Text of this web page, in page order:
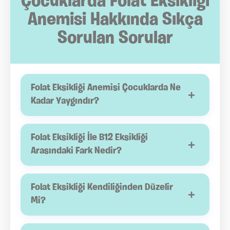
Anemisi Hakkında Sıkça
Sorulan Sorular
Folat Eksikliği Anemisi Çocuklarda Ne
Kadar Yaygındır?
+
Folat eksikliği anemisi, demir eksikliği anemisine
göre daha az görülür. Ancak yetersiz beslenme,
emilim bozuklukları veya kronik hastalıkları
bulunan çocuklarda ortaya çıkma riski artabilir.
Folat Eksikliği İle B12 Eksikliği
Arasındaki Fark Nedir?
+
Her iki vitamin de kırmızı kan hücrelerinin
üretiminde görev alır ve eksikliklerinde benzer
anemi belirtileri görülebilir. Ancak B12 eksikliği sinir
sistemi üzerinde daha belirgin etkiler oluşturabilir.
Bu nedenle tanı sırasında her iki vitamin düzeyi
Folat Eksikliği Kendiliğinden Düzelir
Mi?
+
Hayır. Eksikliğin nedeni belirlenmeden ve gerekli